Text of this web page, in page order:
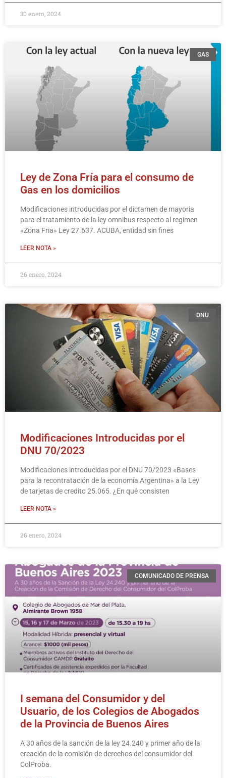
30 enero, 2024
GAS
Ley de Zona Fría para el consumo de
Gas en los domicilios
Modificaciones introducidas por el dictamen de mayoria
para el tratamiento de la ley omnibus respecto al regimen
«Zona Fria» Ley 27.637. ACUBA, entidad sin fines
LEER NOTA »
26 enero, 2024
DNU
Modificaciones Introducidas por el
DNU 70/2023
Modificaciones introducidas por el DNU 70/2023 «Bases
para la recontratación de la economía Argentina» a la Ley
de tarjetas de credito 25.065. ¿En qué consisten
LEER NOTA »
26 enero, 2024
COMUNICADO DE PRENSA
I semana del Consumidor y del
Usuario, de los Colegios de Abogados
de la Provincia de Buenos Aires
A 30 años de la sanción de la ley 24.240 y primer año de la
creación de la comisión de derechos del consumidor del
ColProba.